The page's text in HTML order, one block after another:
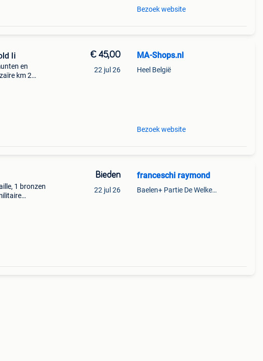
Bezoek website
Ii
en
km 2
€ 45,00
22 jul 26
MA-Shops.nl
Heel België
Bezoek website
1 bronzen
Bieden
22 jul 26
franceschi raymond
Baelen+ Partie De Welkenraedt